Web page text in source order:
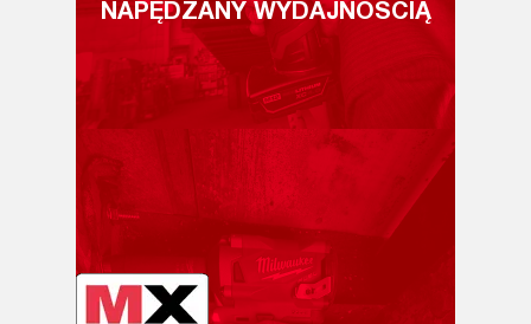
NAPĘDZANY WYDAJNOŚCIĄ